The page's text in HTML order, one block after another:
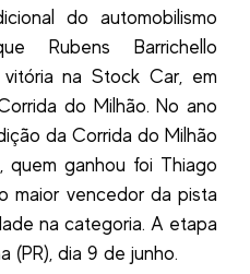
do automobilismo
Rubens Barrichello
na Stock Car, em
do Milhão. No ano
da Corrida do Milhão
quem ganhou foi Thiago
maior vencedor da pista
na categoria. A etapa
(PR), dia 9 de junho.